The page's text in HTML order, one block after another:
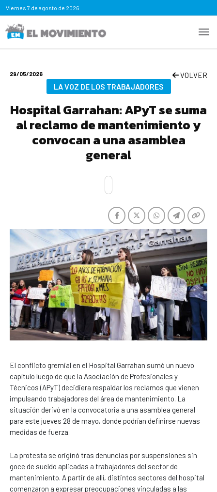
Viernes 7 de agosto de 2026
29/05/2026 VOLVER
LA VOZ DE LOS TRABAJADORES
Hospital Garrahan: APyT se suma
al reclamo de mantenimiento y
convocan a una asamblea
general
El conflicto gremial en el Hospital Garrahan sumó un nuevo
capítulo luego de que la Asociación de Profesionales y
Técnicos (APyT) decidiera respaldar los reclamos que vienen
impulsando trabajadores del área de mantenimiento. La
situación derivó en la convocatoria a una asamblea general
para este jueves 28 de mayo, donde podrían definirse nuevas
medidas de fuerza.
La protesta se originó tras denuncias por suspensiones sin
goce de sueldo aplicadas a trabajadores del sector de
mantenimiento. A partir de allí, distintos sectores del hospital
comenzaron a expresar preocupaciones vinculadas a las